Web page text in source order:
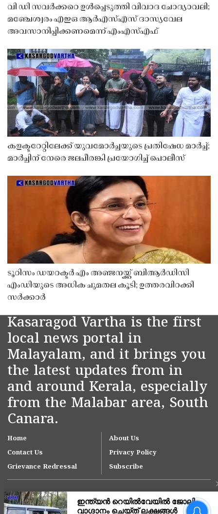
വി ഡി സവർക്കറെ ഉൾപ്പെടുത്തി വിവാദ ചോദ്യാവലി;
മഞ്ചേശ്വരം എഇഒ ആർഎസ്എസ് ദാസ്യവേല
അവസാനിപ്പിക്കണമെന്ന് എംഎസ്എഫ്
കളക്ടറേറ്റിലേക്ക് യുവമോർച്ചയുടെ പ്രതിഷേധ മാർച്ച്;
മാർച്ചിന് നേരെ ജലപീരങ്കി പ്രയോഗിച്ച് പൊലീസ്
ടൂറിസം ഡയറക്ടർ എം അഞ്ജനയ്ക്ക് ബിആർഡിസി
എംഡിയുടെ അധിക ചുമതല കൂടി; ഉത്തരവിറക്കി
സർക്കാർ
Kasaragod Vartha is the first
local news portal in
Malayalam, and it brings you
the latest updates from in
and around Kerala, especially
from the Malabar area, South
Canara.
Home
About Us
Contact Us
Privacy Policy
Grievance Redressal
Subscribe
ടൂറിസം ഡയറക്ടർ എം